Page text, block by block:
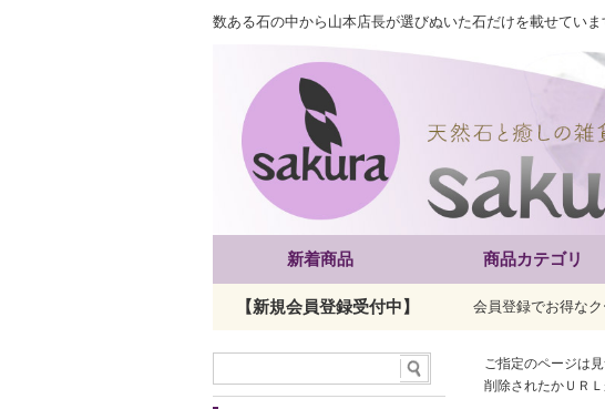
数ある石の中から山本店長が選びぬいた石だけを載せていま
新着商品 商品カテゴリ
【新規会員登録受付中】 会員登録でお得な
ご指定のページは見
削除されたかＵＲ